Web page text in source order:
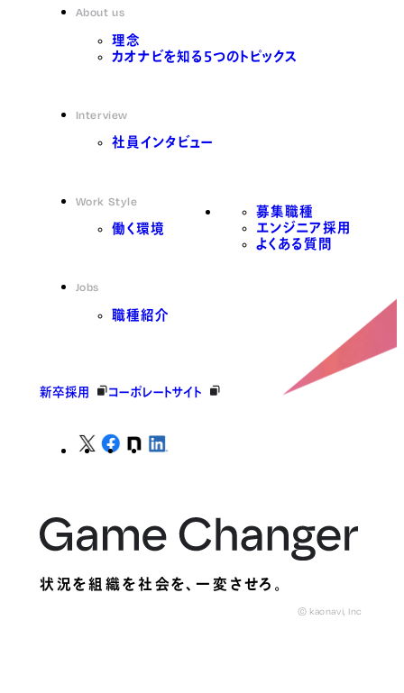
About us
理念
カオナビを知る5つのトピックス
Interview
社員インタビュー
Work Style
働く環境
Jobs
職種紹介
募集職種
エンジニア採用
よくある質問
新卒採用 コーポレートサイト
状況を組織を社会を、一変させろ。
© kaonavi, Inc